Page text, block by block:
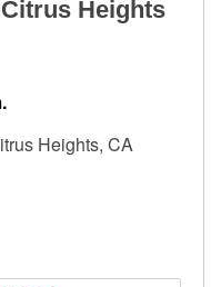
Heights
Heights, CA